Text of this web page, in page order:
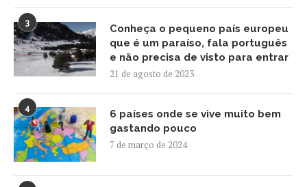
3
Conheça o pequeno país europeu
que é um paraíso, fala português
e não precisa de visto para entrar
21 de agosto de 2023
4
6 países onde se vive muito bem
gastando pouco
7 de março de 2024